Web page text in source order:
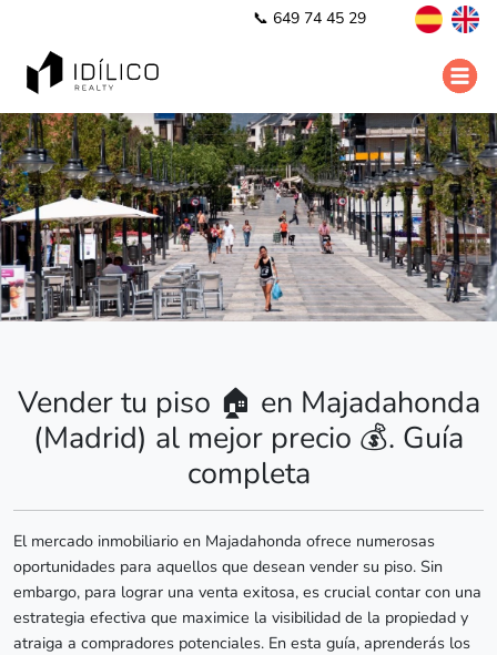
📞 649 74 45 29
Vender tu piso 🏠 en Majadahonda
(Madrid) al mejor precio 💰. Guía
completa
El mercado inmobiliario en Majadahonda ofrece numerosas
oportunidades para aquellos que desean vender su piso. Sin
embargo, para lograr una venta exitosa, es crucial contar con una
estrategia efectiva que maximice la visibilidad de la propiedad y
atraiga a compradores potenciales. En esta guía, aprenderás los